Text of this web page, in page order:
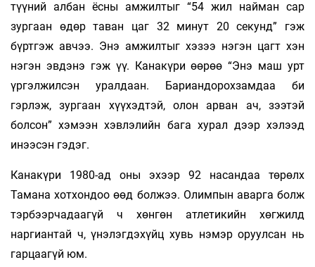
түүний албан ёсны амжилтыг “54 жил найман сар
зургаан өдөр таван цаг 32 минут 20 секунд” гэж
бүртгэж авчээ. Энэ амжилтыг хэзээ нэгэн цагт хэн
нэгэн эвдэнэ гэж үү. Канакүри өөрөө “Энэ маш урт
үргэлжилсэн уралдаан. Бариандорохзамдаа би
гэрлэж, зургаан хүүхэдтэй, олон арван ач, зээтэй
болсон” хэмээн хэвлэлийн бага хурал дээр хэлээд
инээсэн гэдэг.
Канакүри 1980-ад оны эхээр 92 насандаа төрөлх
Тамана хотхондоо өөд болжээ. Олимпын аварга болж
тэрбээрчадаагүй ч хөнгөн атлетикийн хөгжилд
наргиантай ч, үнэлэгдэхүйц хувь нэмэр оруулсан нь
гарцаагүй юм.